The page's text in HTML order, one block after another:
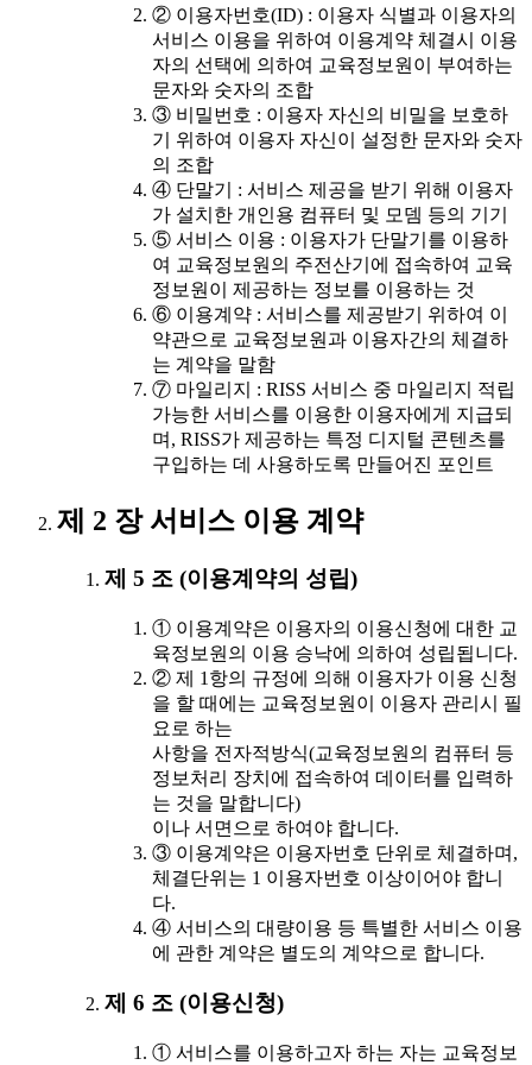
② 이용자번호(ID) : 이용자 식별과 이용자의
서비스 이용을 위하여 이용계약 체결시 이용
자의 선택에 의하여 교육정보원이 부여하는
문자와 숫자의 조합
③ 비밀번호 : 이용자 자신의 비밀을 보호하
기 위하여 이용자 자신이 설정한 문자와 숫자
의 조합
④ 단말기 : 서비스 제공을 받기 위해 이용자
가 설치한 개인용 컴퓨터 및 모뎀 등의 기기
⑤ 서비스 이용 : 이용자가 단말기를 이용하
여 교육정보원의 주전산기에 접속하여 교육
정보원이 제공하는 정보를 이용하는 것
⑥ 이용계약 : 서비스를 제공받기 위하여 이
약관으로 교육정보원과 이용자간의 체결하
는 계약을 말함
⑦ 마일리지 : RISS 서비스 중 마일리지 적립
가능한 서비스를 이용한 이용자에게 지급되
며, RISS가 제공하는 특정 디지털 콘텐츠를
구입하는 데 사용하도록 만들어진 포인트
제 2 장 서비스 이용 계약
제 5 조 (이용계약의 성립)
① 이용계약은 이용자의 이용신청에 대한 교
육정보원의 이용 승낙에 의하여 성립됩니다.
② 제 1항의 규정에 의해 이용자가 이용 신청
을 할 때에는 교육정보원이 이용자 관리시 필
요로 하는
사항을 전자적방식(교육정보원의 컴퓨터 등
정보처리 장치에 접속하여 데이터를 입력하
는 것을 말합니다)
이나 서면으로 하여야 합니다.
③ 이용계약은 이용자번호 단위로 체결하며,
체결단위는 1 이용자번호 이상이어야 합니
다.
④ 서비스의 대량이용 등 특별한 서비스 이용
에 관한 계약은 별도의 계약으로 합니다.
제 6 조 (이용신청)
① 서비스를 이용하고자 하는 자는 교육정보